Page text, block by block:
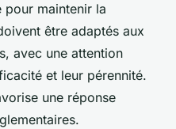
pour maintenir la
être adaptés aux
avec une attention
et leur pérennité.
une réponse